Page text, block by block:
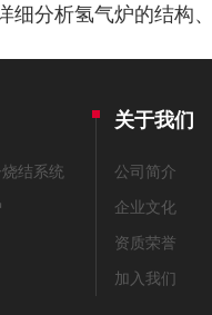
细分析氢气炉的结构
结系统
关于我们
公司简介
企业文化
资质荣誉
加入我们